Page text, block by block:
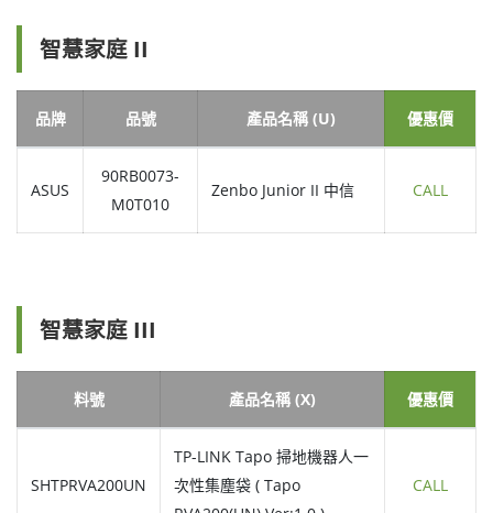
智慧家庭 II
品牌 品號 產品名稱 (U) 優惠價
ASUS
90RB0073-
M0T010
Zenbo Junior II 中信 CALL
智慧家庭 III
料號 產品名稱 (X) 優惠價
SHTPRVA200UN
TP-LINK Tapo 掃地機器人一
次性集塵袋 ( Tapo
CALL